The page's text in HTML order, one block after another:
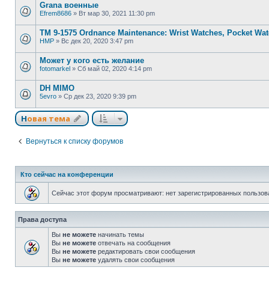
Grana военные
Efrem8686 » Вт мар 30, 2021 11:30 pm
TM 9-1575 Ordnance Maintenance: Wrist Watches, Pocket
HMP » Вс дек 20, 2020 3:47 pm
Может у кого есть желание
fotomarkel » Сб май 02, 2020 4:14 pm
DH MIMO
5evro » Ср дек 23, 2020 9:39 pm
Новая тема
Вернуться к списку форумов
Кто сейчас на конференции
Сейчас этот форум просматривают: нет зарегистрированных
Права доступа
Вы не можете начинать темы
Вы не можете отвечать на сообщения
Вы не можете редактировать свои сообщения
Вы не можете удалять свои сообщения